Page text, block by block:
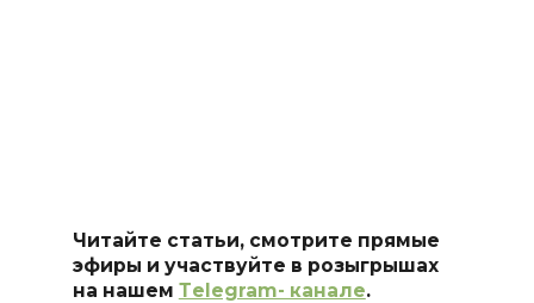
Читайте статьи, смотрите прямые
эфиры и участвуйте в розыгрышах
на нашем Тelegram- канале.